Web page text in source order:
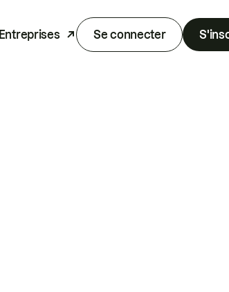
Entreprises Se connecter